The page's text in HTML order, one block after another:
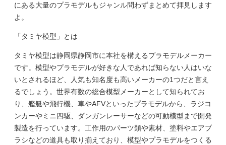
にある大量のプラモデルもジャンル問わずまとめて拝見します
よ。
「タミヤ模型」とは
タミヤ模型は静岡県静岡市に本社を構えるプラモデルメーカー
です。模型やプラモデルが好きな人であれば知らない人はいな
いとされるほど、人気も知名度も高いメーカーの1つだと言え
るでしょう。世界有数の総合模型メーカーとして知られてお
り、艦艇や飛行機、車やAFVといったプラモデルから、ラジコ
ンカーやミニ四駆、ダンガンレーサーなどの可動模型まで開発
製造を行っています。工作用のパーツ類や素材、塗料やエアブ
ラシなどの道具も取り揃えており、模型やプラモデルをつくる